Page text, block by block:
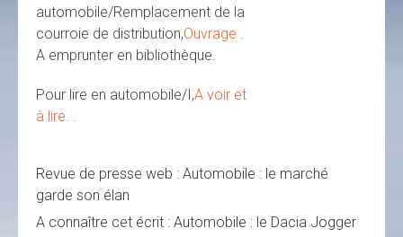
automobile/Remplacement de la
courroie de distribution,Ouvrage .
A emprunter en bibliothèque.
Pour lire en automobile/I,A voir et
à lire. .
Revue de presse web : Automobile : le marché
garde son élan
A connaître cet écrit : Automobile : le Dacia Jogger